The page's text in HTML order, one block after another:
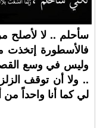
سأحلم .. لا لأصلح
فالأسطورة إتخذت
وليس في وسع
.. ولا أن توقف
لي كما أنا واحداً